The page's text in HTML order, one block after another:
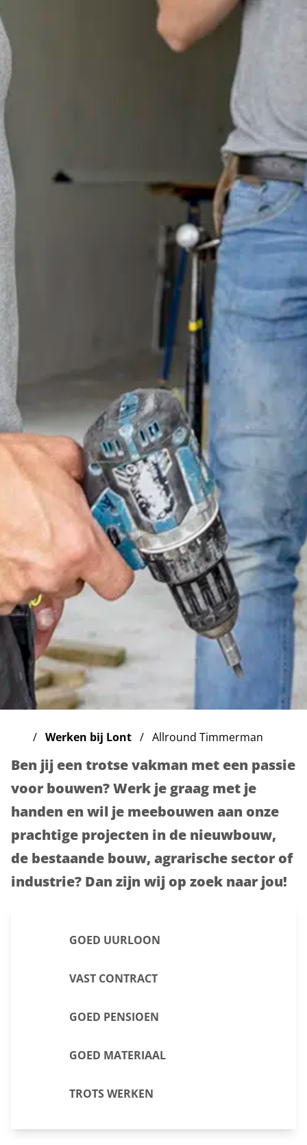
Werken bij Lont Allround Timmerman
Ben jij een trotse vakman met een passie
voor bouwen? Werk je graag met je
handen en wil je meebouwen aan onze
prachtige projecten in de nieuwbouw,
de bestaande bouw, agrarische sector of
industrie? Dan zijn wij op zoek naar jou!
GOED UURLOON
VAST CONTRACT
GOED PENSIOEN
GOED MATERIAAL
TROTS WERKEN